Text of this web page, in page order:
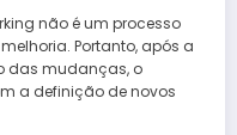
não é um processo
Portanto, após a
das mudanças, o
a definição de novos